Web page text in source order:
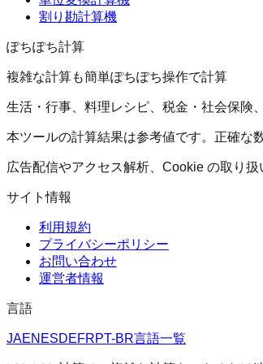
割り勘計算機
ぽちぽち計算
複雑な計算も簡単ぽちぽち操作で計算
生活・行事、料理レシピ、税金・社会保険
本ツールの計算結果は参考値です。正確な
広告配信やアクセス解析、Cookie の取り
サイト情報
利用規約
プライバシーポリシー
お問い合わせ
運営者情報
言語
JAEN ESDEFRPT-BR言語一覧